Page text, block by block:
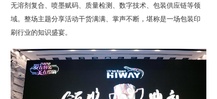
无溶剂复合、喷墨赋码、质量检测、数字技术、包装供应链等领
域。整场主题分享活动干货满满、掌声不断，堪称是一场包装印
刷行业的知识盛宴。